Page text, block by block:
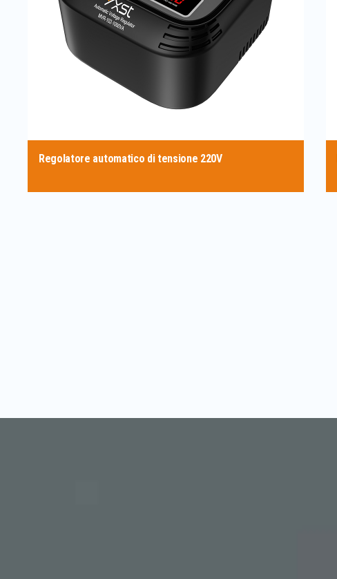
Regolatore automatico di tensione 220V